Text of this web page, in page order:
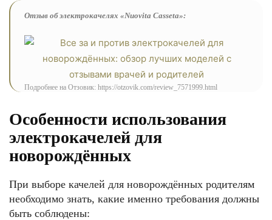
Отзыв об электрокачелях «Nuovita Casseta»:
Подробнее на Отзовик: https://otzovik.com/review_7571999.html
Особенности использования
электрокачелей для
новорождённых
При выборе качелей для новорождённых родителям
необходимо знать, какие именно требования должны
быть соблюдены: